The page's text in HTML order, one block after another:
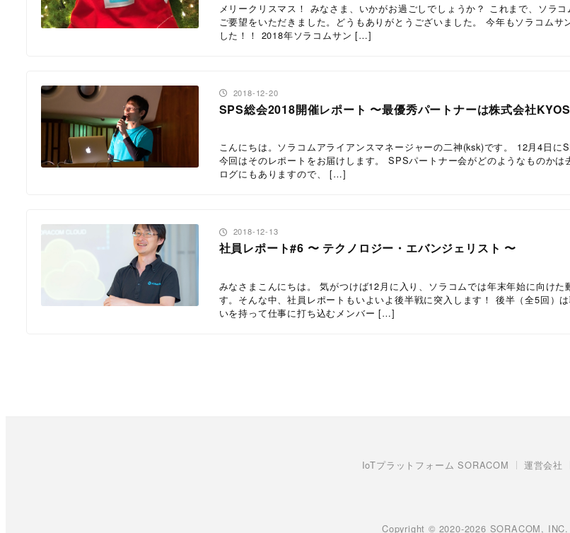
メリークリスマス！ みなさま、いかがお過ごしでしょうか？ これまで、ソラ
ご要望をいただきました。どうもありがとうございました。 今年もソラコムサ
した！！ 2018年ソラコムサン […]
SPS総会2018開催レポート 〜最優秀パートナーは株式会社
こんにちは。ソラコムアライアンスマネージャーの二神(ksk)です。 12月4日に
今回はそのレポートをお届けします。 SPSパートナー会がどのようなものかは
ログにもありますので、 […]
投稿日
2018-12-20
社員レポート#6 〜 テクノロジー・エバンジェリスト 〜
みなさまこんにちは。 気がつけば12月に入り、ソラコムでは年末年始に向けた
す。そんな中、社員レポートもいよいよ後半戦に突入します！ 後半（全5回）
いを持って仕事に打ち込むメンバー […]
投稿日
2018-12-13
IoTプラットフォーム SORACOM 運営会社
Copyright © 2020-2026 SORACOM, INC.